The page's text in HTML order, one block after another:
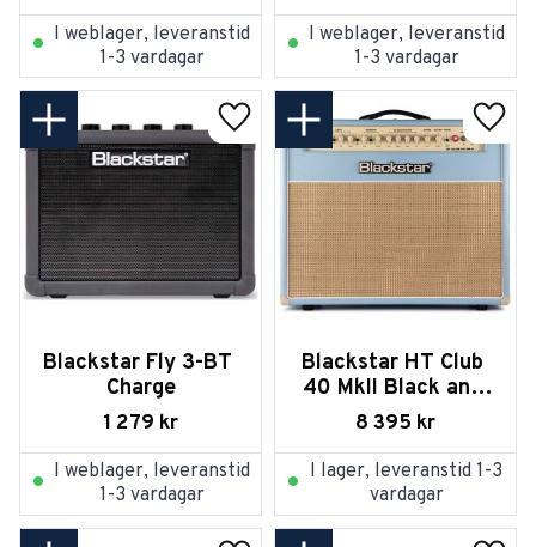
I weblager, leveranstid
1-3 vardagar
I weblager, leveranstid
1-3 vardagar
Blackstar Fly 3-BT
Charge
1 279 kr
Lägg till i favoriter
I weblager, leveranstid
1-3 vardagar
Blackstar HT Club
40 MkII Black and
Blue
8 395 kr
I lager, leveranstid 1-3
vardagar